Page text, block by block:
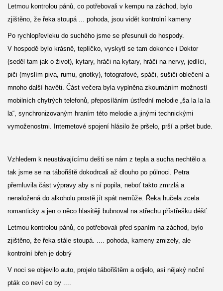
Letmou kontrolou pánů, co potřebovali v kempu na záchod, bylo
zjištěno, že řeka stoupá ... pohoda, jsou vidět kontrolní kameny
Po rychlopřevleku do suchého jsme se přesunuli do hospody.
V hospodě bylo krásně, teplíčko, vyskytl se tam dokonce i Doktor
(seděl tam jak o život), kytary, hráči na kytary, hráči na nervy, jedlíci,
piči (myslím piva, rumu, griotky), fotografové, spáči, sušiči oblečení a
mnoho další havěti. Část večera byla vyplněna zkoumáním možností
mobilních chytrých telefonů, přeposíláním ústřední melodie „ša la la la
la“, synchronizovaným hraním této melodie a jinými technickými
vymoženostmi. Internetové spojení hlásilo že pršelo, prší a pršet bude.
Vzhledem k neustávajícímu dešti se nám z tepla a sucha nechtělo a
tak jsme se na tábořiště dokodrcali až dlouho po půlnoci. Petra
přemluvila část výpravy aby s ní popila, neboť takto zmrzlá a
nenaložená do alkoholu prostě jít spát nemůže. Řeka hučela zcela
romanticky a jen o něco hlasitěji bubnoval na střechu přístřešku déšť.
Letmou kontrolou pánů, co potřebovali před spaním na záchod, bylo
zjištěno, že řeka stále stoupá. .... pohoda, kameny zmizely, ale
kontrolní břeh je dobrý
V noci se objevilo auto, projelo tábořištěm a odjelo, asi nějaký noční
pták co neví co by ....